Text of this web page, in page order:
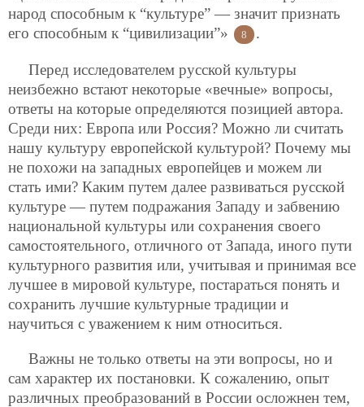
народ способным к “культуре” — значит признать
его способным к “цивилизации”»
8 .
Перед исследователем русской культуры
неизбежно встают некоторые «вечные» вопросы,
ответы на которые определяются позицией автора.
Среди них: Европа или Россия? Можно ли считать
нашу культуру европейской культурой? Почему мы
не похожи на западных европейцев и можем ли
стать ими? Каким путем далее развиваться русской
культуре — путем подражания Западу и забвению
национальной культуры или сохранения своего
самостоятельного, отличного от Запада, иного пути
культурного развития или, учитывая и принимая все
лучшее в мировой культуре, постараться понять и
сохранить лучшие культурные традиции и
научиться с уважением к ним относиться.
Важны не только ответы на эти вопросы, но и
сам характер их постановки. К сожалению, опыт
различных преобразований в России осложнен тем,